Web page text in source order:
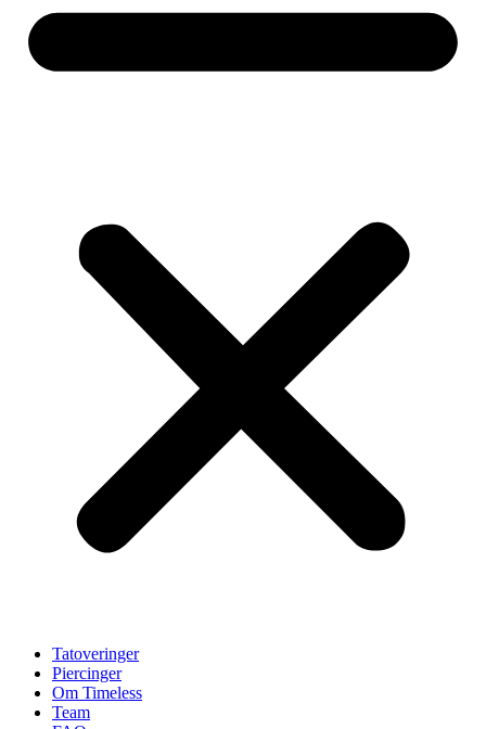
Tatoveringer
Piercinger
Om Timeless
Team